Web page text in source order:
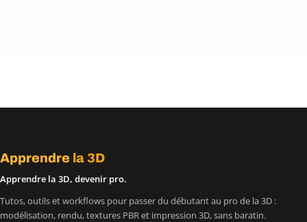
Apprendre la 3D
Apprendre la 3D, devenir pro.
Tutos, outils et workflows pour passer du débutant au pro de la 3D :
modélisation, rendu, textures PBR et impression 3D, sans baratin.